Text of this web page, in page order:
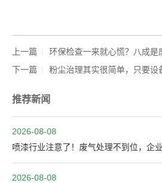
上一篇
环保检查一来就心慌？八成是
下一篇
粉尘治理其实很简单，只要设
推荐新闻
2026-08-08
喷漆行业注意了！废气处理不到位，企
2026-08-08